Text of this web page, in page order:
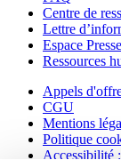
Centre de
Lettre
Espace Presse
Ressources
Appels
CGU
Mentions
Politique
Accessibilité